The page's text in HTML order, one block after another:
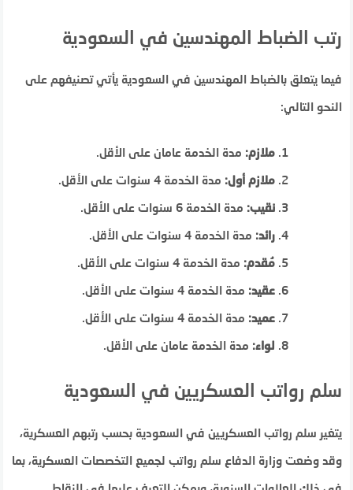
رتب الضباط المهندسين في السعودية
فيما يتعلق بالضباط المهندسين في السعودية يأتي تصنيفهم على
النحو التالي:
ملازم: مدة الخدمة عامان على الأقل.
ملازم أول: مدة الخدمة 4 سنوات على الأقل.
نقيب: مدة الخدمة 6 سنوات على الأقل.
رائد: مدة الخدمة 4 سنوات على الأقل.
مُقدم: مدة الخدمة 4 سنوات على الأقل.
عقيد: مدة الخدمة 4 سنوات على الأقل.
عميد: مدة الخدمة 4 سنوات على الأقل.
لواء: مدة الخدمة عامان على الأقل.
سلم رواتب العسكريين في السعودية
يتغير سلم رواتب العسكريين في السعودية بحسب رتبهم العسكرية،
وقد وضعت وزارة الدفاع سلم رواتب لجميع التخصصات العسكرية، بما